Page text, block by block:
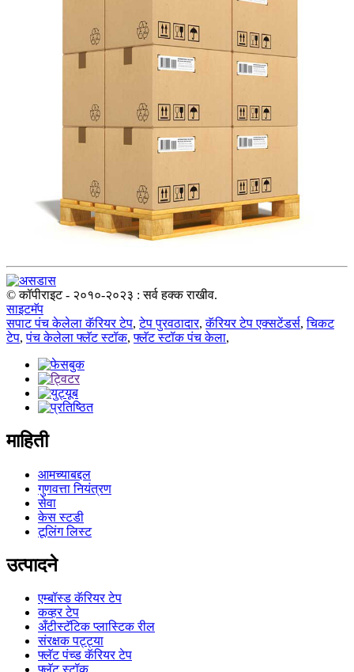
© कॉपीराइट - २०१०-२०२३ : सर्व हक्क राखीव.
साइटमॅप
सपाट पंच केलेला कॅरियर टेप,टेप पुरवठादार,कॅरियर टेप एक्सटेंडर्स,चिकट
टेप,पंच केलेला फ्लॅट स्टॉक,फ्लॅट स्टॉक पंच केला,
माहिती
आमच्याबद्दल
गुणवत्ता नियंत्रण
सेवा
केस स्टडी
टूलिंग लिस्ट
उत्पादने
एम्बॉस्ड कॅरियर टेप
कव्हर टेप
अँटीस्टॅटिक प्लास्टिक रील
संरक्षक पट्ट्या
फ्लॅट पंच्ड कॅरियर टेप